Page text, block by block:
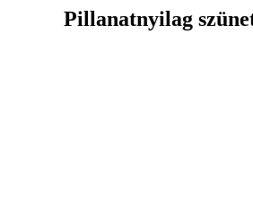
Pillanatnyilag